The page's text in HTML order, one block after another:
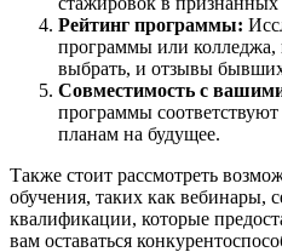
Рейтинг программы:
программы или колледжа,
выбрать, и отзывы
Совместимость с
программы
планам на будущее.
Также стоит рассмотреть
обучения, таких как
квалификации, которые
вам оставаться